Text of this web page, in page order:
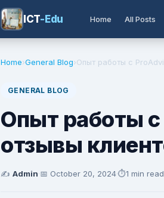
ICT-Edu Home All Posts
Home›General Blog›Опыт работы с
GENERAL BLOG
Опыт работы
отзывы
✍️ Admin·📅 October 20, 2024·⏱️1 min read